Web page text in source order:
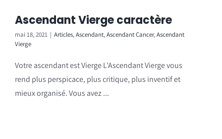
Ascendant Vierge caractère
mai 18, 2021 | Articles,Ascendant,Ascendant Cancer,Ascendant
Vierge
Votre ascendant est Vierge L'Ascendant Vierge vous
rend plus perspicace, plus critique, plus inventif et
mieux organisé. Vous avez ...